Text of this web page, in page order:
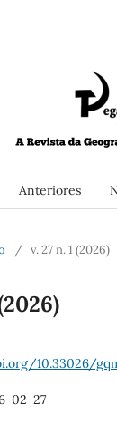
Anteriores
/ v. 27 n. 1 (2026)
10.33026/
02-27